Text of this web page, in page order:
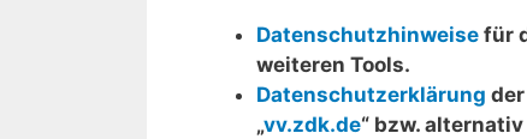
Datenschutzhinweise für
weiteren Tools.
Datenschutzerklärung
„vv.zdk.de“ bzw. alternativ